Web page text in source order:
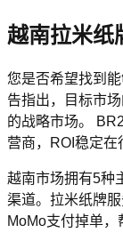
越南拉米纸
您是否希望找到
告指出，目标市
的战略市场。
营商，ROI稳定在
越南市场拥有5种
渠道。拉米纸牌
MoMo支付掉单，